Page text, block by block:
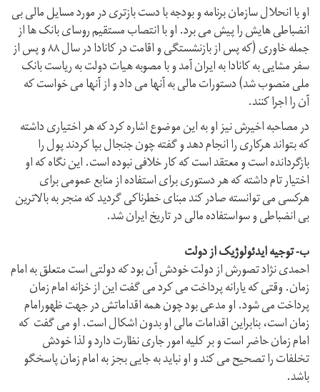
او با انحلال سازمان برنامه و بودجه با دست بازتری در مورد مسایل مالی بی
انضباطی هایش را پیش می برد. او با انتصاب مستقیم روسای بانک ها از
جمله خاوری (که پس از بازنشستگی و اقامت در کانادا در سال ۸۸ و پس از
سفر مشایی به کانادا به ایران آمد و با مصوبه هیات دولت به ریاست بانک
ملی منصوب شد) دستورات مالی به آنها می داد و از آنها می خواست که
آن را اجرا کنند.
در مصاحبه اخیرش نیز او به این موضوع اشاره کرد که هر اختیاری داشته
که بتواند هرکاری را انجام دهد و گفته چون جنجال بپا کردند پول را
بازگردانده است و معتقد است که کار خلافی نبوده است. این نگاه که او
اختیار تام داشته که هر دستوری برای استفاده از منابع عمومی برای
هرکسی می توانسته صادر کند مبنای خطرناکی گردید که منجر به بالاترین
بی انضباطی و سواستفاده مالی در تاریخ ایران شد.
ب- توجیه ایدئولوژیک از دولت
احمدی نژاد تصورش از دولت خودش آن بود که دولتی است متعلق به امام
زمان. وقتی که یارانه پرداخت می کرد می گفت این از خزانه امام زمان
پرداخت می شود. او مدعی بود چون همه اقداماتش در جهت ظهورامام
زمان است، بنابراین اقدامات مالی او بدون اشکال است. او می گفت که
امام زمان حاضر است و بر کلیه امور جاری نظارت دارد و لذا خودش
تخلفات را تصحیح می کند و او نباید به جایی بجز به امام زمان پاسخگو
باشد.